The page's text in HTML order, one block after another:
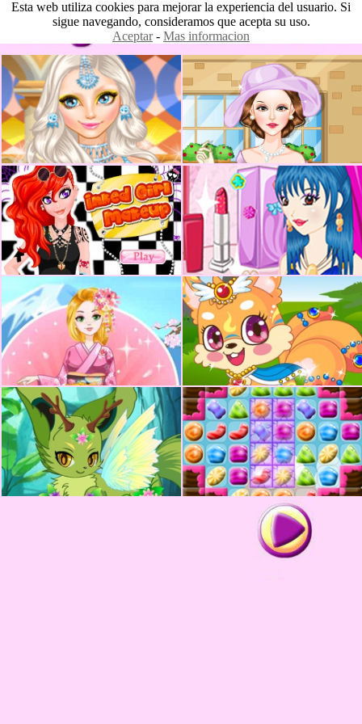
Esta web utiliza cookies para mejorar la experiencia del usuario. Si
sigue navegando, consideramos que acepta su uso.
Aceptar- Mas informacion